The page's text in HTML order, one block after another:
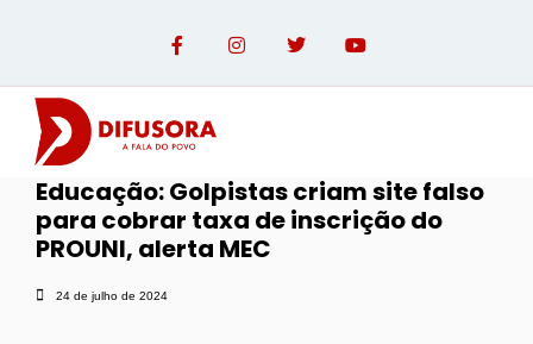
Educação: Golpistas criam site falso
para cobrar taxa de inscrição do
PROUNI, alerta MEC
24 de julho de 2024